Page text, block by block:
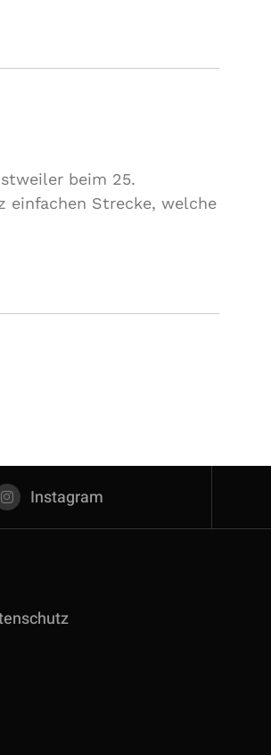
beim 25.
einfachen Strecke, welche
Instagram